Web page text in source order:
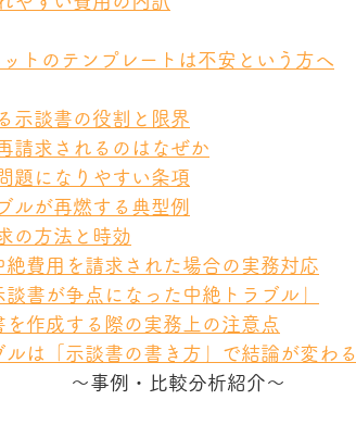
トのテンプレートは不安という方へ
示談書の役割と限界
請求されるのはなぜか
題になりやすい条項
ルが再燃する典型例
の方法と時効
費用を請求された場合の実務対応
書が争点になった中絶トラブル」
作成する際の実務上の注意点
は「示談書の書き方」で結論が変わる
～事例・比較分析紹介～